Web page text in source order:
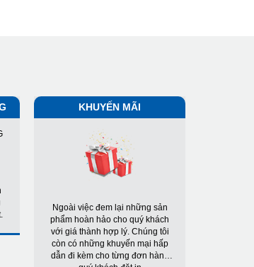
KHUYẾN MÃI
Ngoài việc đem lại những sản
phẩm hoàn hảo cho quý khách
với giá thành hợp lý. Chúng tôi
còn có những khuyến mại hấp
dẫn đi kèm cho từng đơn hàng